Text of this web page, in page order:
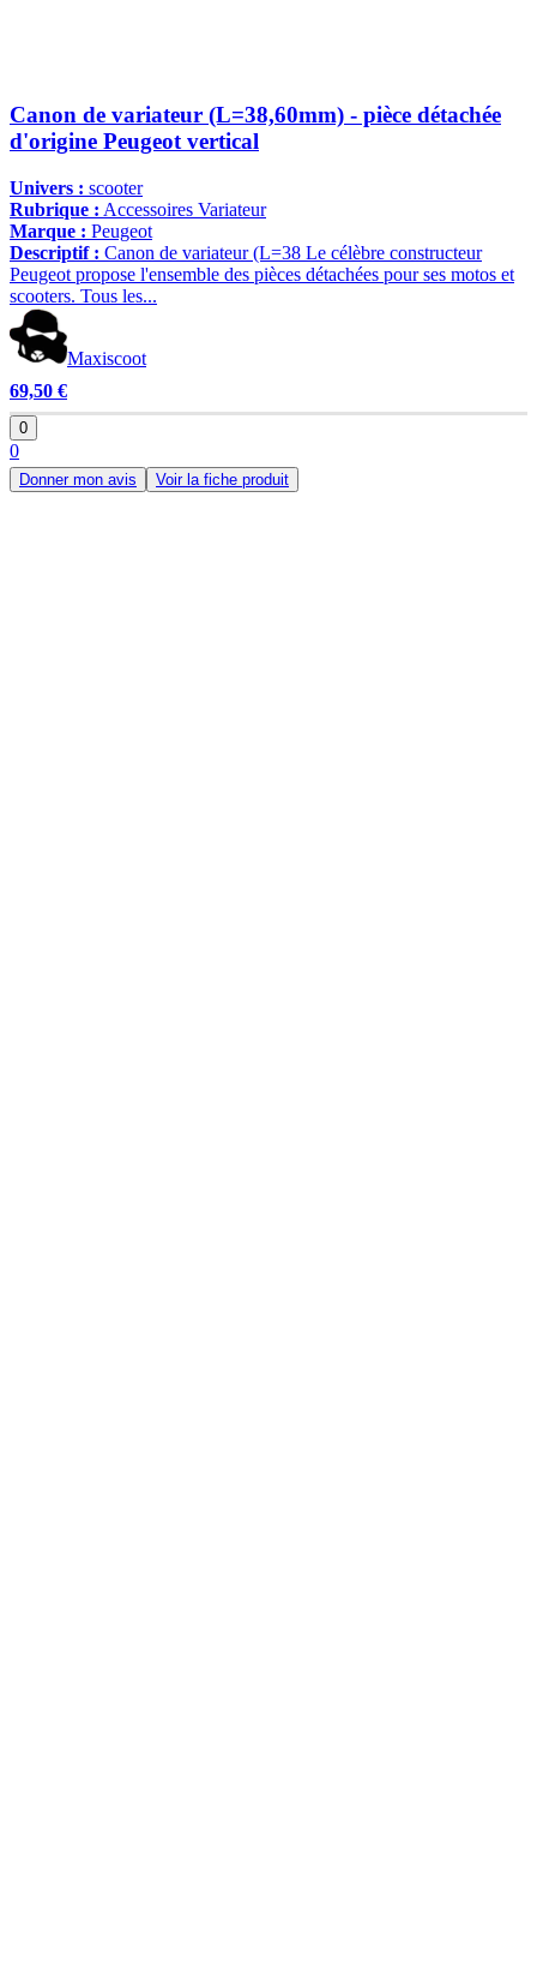
Canon de variateur (L=38,60mm) - pièce détachée
d'origine Peugeot vertical
Univers : scooter
Rubrique : Accessoires Variateur
Marque : Peugeot
Descriptif : Canon de variateur (L=38 Le célèbre constructeur
Peugeot propose l'ensemble des pièces détachées pour ses motos et
scooters. Tous les...
Maxiscoot
69,50 €
0
0
Donner mon avis Voir la fiche produit